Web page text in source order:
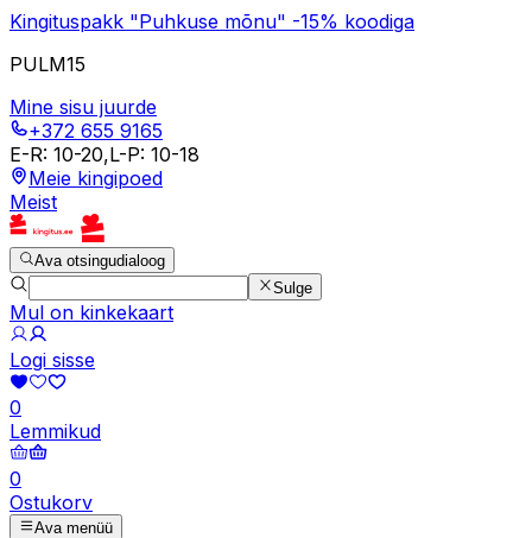
Kingituspakk "Puhkuse mõnu" -15% koodiga
PULM15
Mine sisu juurde
+372 655 9165
E-R: 10-20,L-P: 10-18
Meie kingipoed
Meist
Ava otsingudialoog
Sulge
Mul on kinkekaart
Logi sisse
0
Lemmikud
0
Ostukorv
Ava menüü